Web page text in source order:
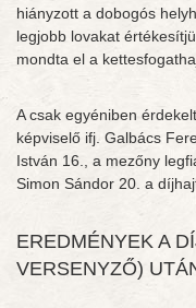
hiányzott a dobogós
legjobb lovakat
mondta el a
A csak egyéniben
képviselő ifj. Galbács
István 16., a mezőny
Simon Sándor 20. a
EREDMÉNYEK A
VERSENYZŐ)